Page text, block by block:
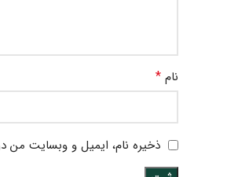
نام *
ذخیره نام، ایمیل و وبسایت من